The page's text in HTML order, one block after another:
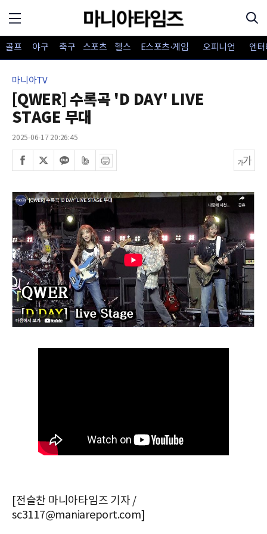
골프 야구 축구 스포츠 헬스 E스포츠·게임 오피니언 엔
마니아TV
[QWER] 수록곡 'D DAY' LIVE
STAGE 무대
2025-06-17 20:26:45
[전슬찬 마니아타임즈 기자 /
sc3117@maniareport.com]